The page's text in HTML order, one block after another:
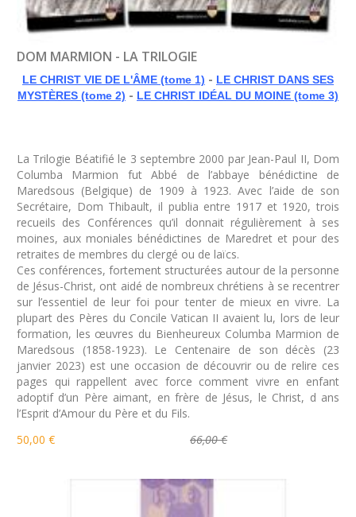
DOM MARMION - LA TRILOGIE
LE CHRIST VIE DE L'ÂME (tome 1) - LE CHRIST DANS SES
MYSTÈRES (tome 2) - LE CHRIST IDÉAL DU MOINE (tome 3)
La Trilogie Béatifié le 3 septembre 2000 par Jean-Paul II, Dom
Columba Marmion fut Abbé de l’abbaye bénédictine de
Maredsous (Belgique) de 1909 à 1923. Avec l’aide de son
Secrétaire, Dom Thibault, il publia entre 1917 et 1920, trois
recueils des Conférences qu’il donnait régulièrement à ses
moines, aux moniales bénédictines de Maredret et pour des
retraites de membres du clergé ou de laïcs.
Ces conférences, fortement structurées autour de la personne
de Jésus-Christ, ont aidé de nombreux chrétiens à se recentrer
sur l’essentiel de leur foi pour tenter de mieux en vivre. La
plupart des Pères du Concile Vatican II avaient lu, lors de leur
formation, les œuvres du Bienheureux Columba Marmion de
Maredsous (1858-1923). Le Centenaire de son décès (23
janvier 2023) est une occasion de découvrir ou de relire ces
pages qui rappellent avec force comment vivre en enfant
adoptif d’un Père aimant, en frère de Jésus, le Christ, d ans
l’Esprit d’Amour du Père et du Fils.
50,00 €
66,00 €